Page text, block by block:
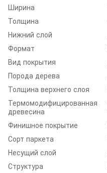
Ширина
Толщина
Нижний слой
Формат
Вид покрытия
Порода дерева
Толщина верхнего слоя
Термомодифицированная
древесина
Финишное покрытие
Сорт паркета
Несущий слой
Структура